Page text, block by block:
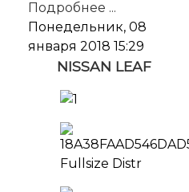
Подробнее ...
Понедельник, 08
января 2018 15:29
NISSAN LEAF